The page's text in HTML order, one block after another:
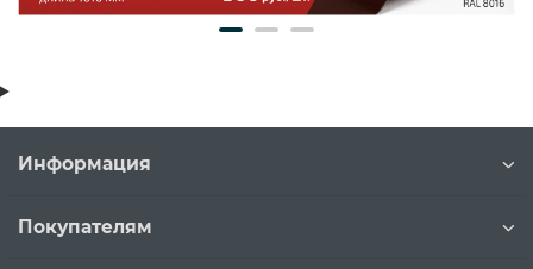
Информация
Покупателям